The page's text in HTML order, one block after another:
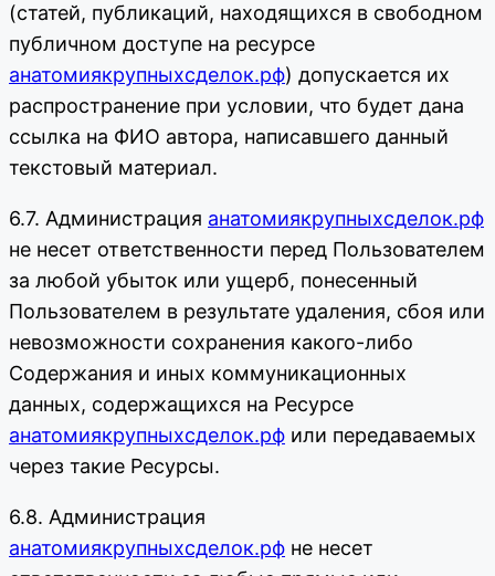
(статей, публикаций, находящихся в свободном
публичном доступе на ресурсе
анатомиякрупныхсделок.рф) допускается их
распространение при условии, что будет дана
ссылка на ФИО автора, написавшего данный
текстовый материал.
6.7. Администрация анатомиякрупныхсделок.рф
не несет ответственности перед Пользователем
за любой убыток или ущерб, понесенный
Пользователем в результате удаления, сбоя или
невозможности сохранения какого-либо
Содержания и иных коммуникационных
данных, содержащихся на Ресурсе
анатомиякрупныхсделок.рф или передаваемых
через такие Ресурсы.
6.8. Администрация
анатомиякрупныхсделок.рф не несет